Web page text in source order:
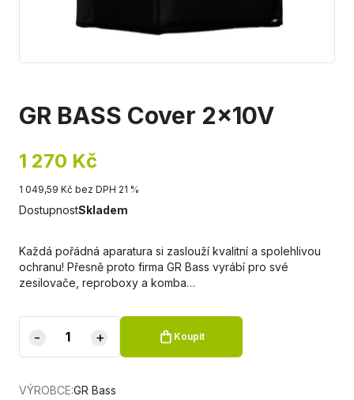
GR BASS Cover 2x10V
1 270 Kč
1 049,59 Kč bez DPH 21 %
DostupnostSkladem
Každá pořádná aparatura si zaslouží kvalitní a spolehlivou
ochranu! Přesně proto firma GR Bass vyrábí pro své
zesilovače, reproboxy a komba…
- + Koupit
VÝROBCE:GR Bass